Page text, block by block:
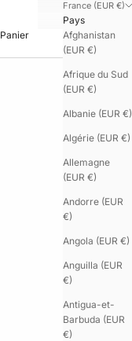
France (EUR €)
Pays
Afghanistan
(EUR €)
Afrique du Sud
(EUR €)
Albanie (EUR €)
Algérie (EUR €)
Allemagne
(EUR €)
Andorre (EUR
€)
Angola (EUR €)
Anguilla (EUR
€)
Antigua-et-
Barbuda (EUR
€)
Panier